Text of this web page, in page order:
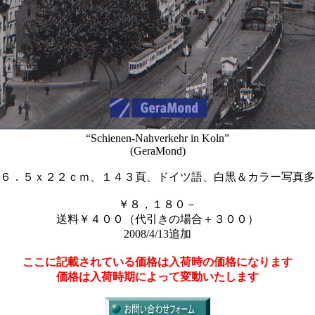
“Schienen-Nahverkehr in Koln”
(GeraMond)
．５ｘ２２ｃｍ、１４３頁、ドイツ語、白黒＆カラー写真
￥８，１８０－
送料￥４００（代引きの場合＋３００）
2008/4/13追加
ここに記載されている価格は入荷時の価格になります
価格は入荷時期によって変動いたします